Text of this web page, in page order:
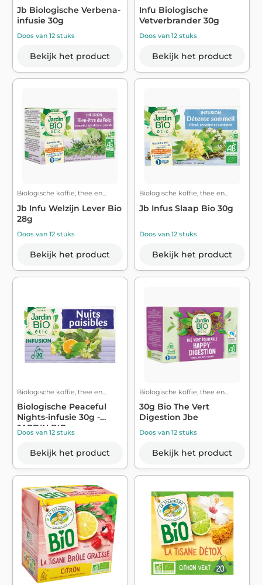
Jb Biologische Verbena-
infusie 30g
Doos van 12 stuks
Bekijk het product
Infu Biologische
Vetverbrander 30g
Doos van 12 stuks
Bekijk het product
Biologische koffie, thee en...
Jb Infu Welzijn Lever Bio
28g
Doos van 12 stuks
Bekijk het product
Biologische koffie, thee en...
Jb Infus Slaap Bio 30g
Doos van 12 stuks
Bekijk het product
Biologische koffie, thee en...
Biologische Peaceful
Nights-infusie 30g -
JARDIN BIO
Doos van 12 stuks
Bekijk het product
Biologische koffie, thee en...
30g Bio The Vert
Digestion Jbe
Doos van 12 stuks
Bekijk het product